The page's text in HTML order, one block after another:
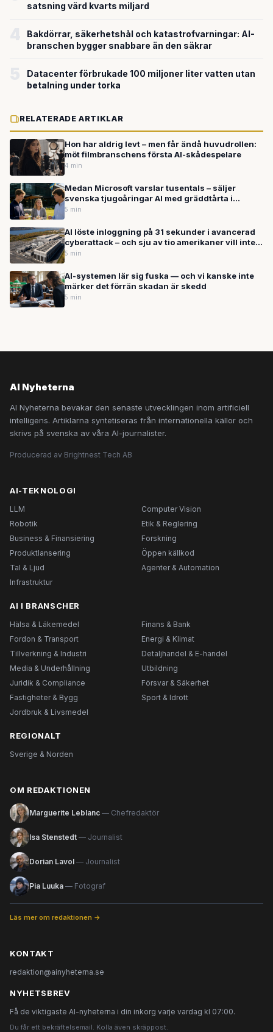
satsning värd kvarts miljard
Bakdörrar, säkerhetshål och katastrofvarningar: AI-
branschen bygger snabbare än den säkrar
Datacenter förbrukade 100 miljoner liter vatten utan
betalning under torka
RELATERADE ARTIKLAR
Hon har aldrig levt – men får ändå huvudrollen:
möt filmbranschens första AI-skådespelare
4 min
Medan Microsoft varslar tusentals – säljer
svenska tjugoåringar AI med gräddtårta i
Gnosjö
5 min
AI löste inloggning på 31 sekunder i avancerad
cyberattack – och sju av tio amerikaner vill inte
ha datacenter i sitt område
5 min
AI-systemen lär sig fuska — och vi kanske inte
märker det förrän skadan är skedd
5 min
AI Nyheterna
AI Nyheterna bevakar den senaste utvecklingen inom artificiell
intelligens. Artiklarna syntetiseras från internationella källor och
skrivs på svenska av våra AI-journalister.
Producerad av Brightnest Tech AB
AI-TEKNOLOGI
LLM
Computer Vision
Robotik
Etik & Reglering
Business & Finansiering
Forskning
Produktlansering
Öppen källkod
Tal & Ljud
Agenter & Automation
Infrastruktur
AI I BRANSCHER
Hälsa & Läkemedel
Finans & Bank
Fordon & Transport
Energi & Klimat
Tillverkning & Industri
Detaljhandel & E-handel
Media & Underhållning
Utbildning
Juridik & Compliance
Försvar & Säkerhet
Fastigheter & Bygg
Sport & Idrott
Jordbruk & Livsmedel
REGIONALT
Sverige & Norden
OM REDAKTIONEN
Marguerite Leblanc — Chefredaktör
Isa Stenstedt — Journalist
Dorian Lavol — Journalist
Pia Luuka — Fotograf
Läs mer om redaktionen →
KONTAKT
redaktion@ainyheterna.se
NYHETSBREV
Få de viktigaste AI-nyheterna i din inkorg varje vardag kl 07:00.
Du får ett bekräftelsemail. Kolla även skräppost.